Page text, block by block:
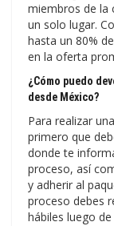
miembros de la
un solo lugar.
hasta un 80%
en la oferta
¿Cómo puedo
desde México?
Para realizar
primero que
donde te
proceso, así
y adherir al
proceso debes
hábiles luego